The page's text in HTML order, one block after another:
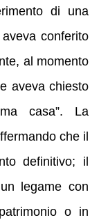
di una
conferito
al momento
aveva chiesto
casa”. La
che il
definitivo; il
legame con
o in